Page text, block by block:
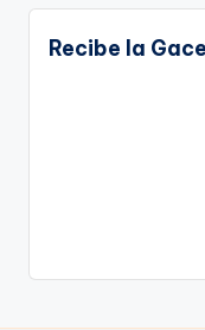
Recibe la